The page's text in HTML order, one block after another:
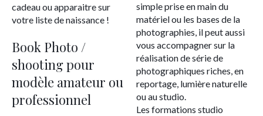
cadeau ou apparaitre sur
votre liste de naissance !
Book Photo /
shooting pour
modèle amateur ou
professionnel
simple prise en main du
matériel ou les bases de la
photographies, il peut aussi
vous accompagner sur la
réalisation de série de
photographiques riches, en
reportage, lumière naturelle
ou au studio.
Les formations studio